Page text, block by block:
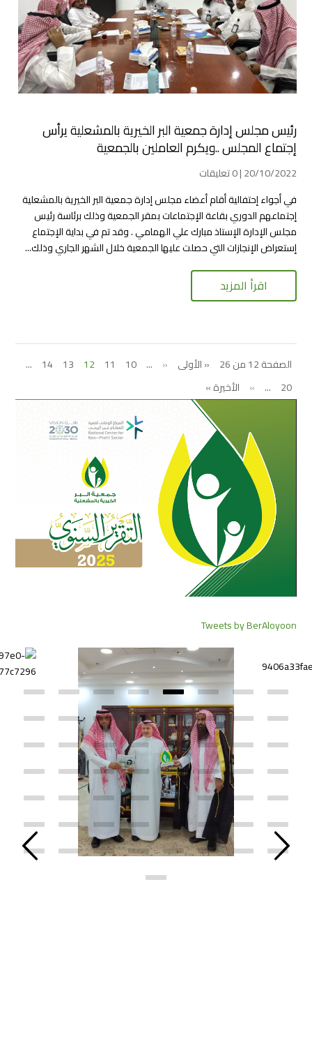
رئيس مجلس إدارة جمعية البر الخيرية بالمشعلية يرأس
إجتماع المجلس ..ويكرم العاملين بالجمعية
20/10/2022 | 0 تعليقات
في أجواء إحتفالية أقام أعضاء مجلس إدارة جمعية البر الخيرية بالمشعلية
إجتماعهم الدوري بقاعة الإجتماعات بمقر الجمعية وذلك برئاسة رئيس
مجلس الإدارة الإستاذ مبارك علي الهمامي . وقد تم في بداية الإجتماع
إستعراض الإنجازات التي حصلت عليها الجمعية خلال الشهر الجاري وذلك...
اقرأ المزيد
الصفحة 12 من 26 « الأولى «
...
10
11
12
13
14
...
20
...
» الأخيرة »
Tweets by BerAloyoon